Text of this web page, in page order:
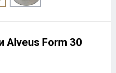
Alveus Form 30